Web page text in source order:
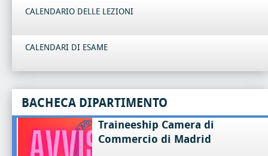
CALENDARIO DELLE LEZIONI
CALENDARI DI ESAME
BACHECA DIPARTIMENTO
Traineeship Camera di
Commercio di Madrid